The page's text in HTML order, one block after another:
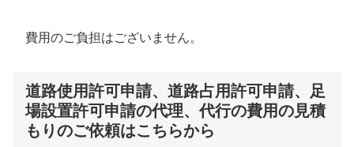
費用のご負担はございません。
道路使用許可申請、道路占用許可申請、足
場設置許可申請の代理、代行の費用の見積
もりのご依頼はこちらから